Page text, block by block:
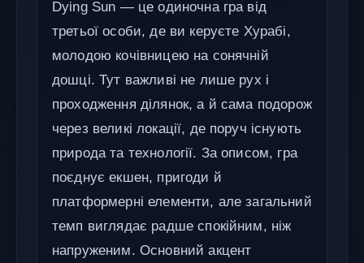
Dying Sun — це одиночна гра від
третьої особи, де ви керуєте Хурабі,
молодою кочівницею на сонячній
дошці. Тут важливі не лише рух і
проходження ділянок, а й сама подорож
через великі локації, де поруч існують
природа та технології. За описом, гра
поєднує екшен, пригоди й
платформерні елементи, але загальний
темп виглядає радше спокійним, ніж
напруженим. Основний акцент